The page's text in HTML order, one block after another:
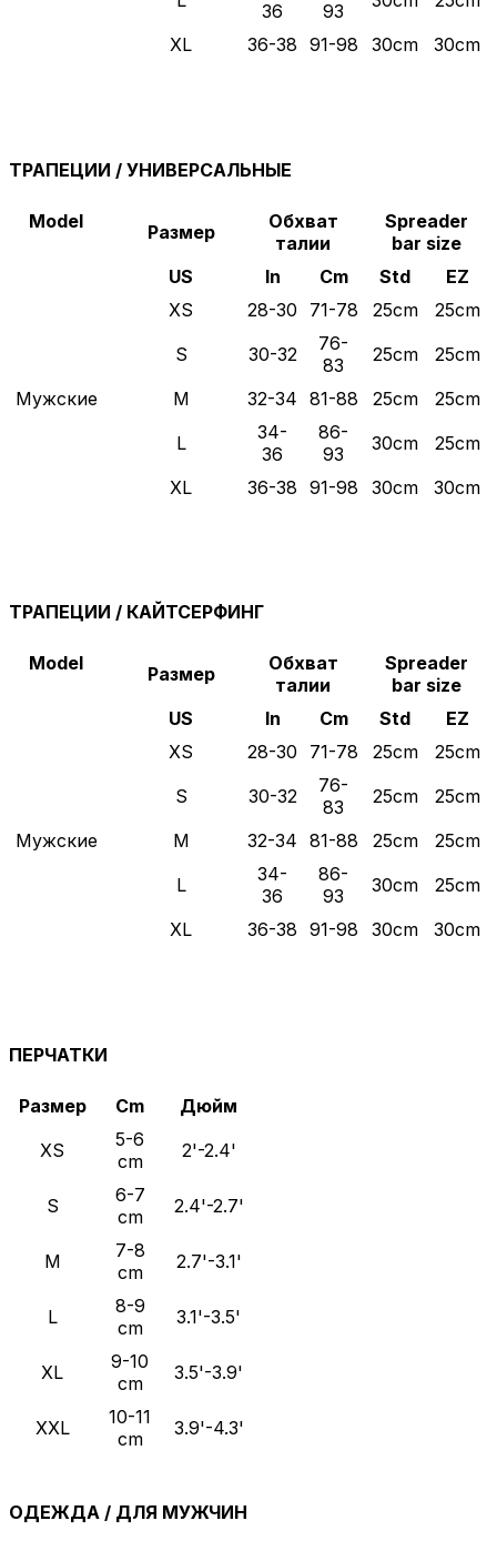
36
93
XL
36-38 91-98 30cm 30cm
ТРАПЕЦИИ / УНИВЕРСАЛЬНЫЕ
Model Размер
Обхват
талии
Spreader
bar size
US
In Cm Std EZ
Мужские
XS 28-30 71-78 25cm
25cm
S
30-32
76-
83
25cm
25cm
M
32-34 81-88 25cm
25cm
L
34-
36
86-
93
30cm
25cm
XL
36-38 91-98 30cm 30cm
ТРАПЕЦИИ / КАЙТСЕРФИНГ
Model Размер
Обхват
талии
Spreader
bar size
US
In Cm Std EZ
Мужские
XS 28-30 71-78 25cm
25cm
S
30-32
76-
83
25cm
25cm
M
32-34 81-88 25cm
25cm
L
34-
36
86-
93
30cm
25cm
XL
36-38 91-98 30cm 30cm
ПЕРЧАТКИ
Размер Cm
Дюйм
XS
5-6
cm
2'-2.4'
S
6-7
cm
2.4'-2.7'
M
7-8
cm
2.7'-3.1'
L
8-9
cm
3.1'-3.5'
XL
9-10
cm
3.5'-3.9'
XXL
10-11
cm
3.9'-4.3'
ОДЕЖДА / ДЛЯ МУЖЧИН